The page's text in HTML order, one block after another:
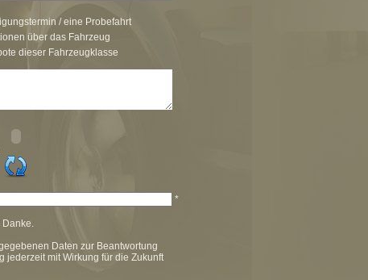
/ eine Probefahrt
über das Fahrzeug
dieser Fahrzeugklasse
*
Danke.
Daten zur Beantwortung
jederzeit mit Wirkung für die Zukunft